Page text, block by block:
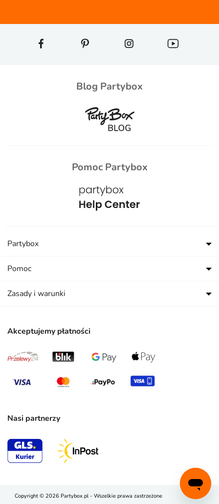
Blog Partybox
Pomoc Partybox
Akceptujemy płatności
Nasi partnerzy
Partybox
Pomoc
Zasady i warunki
Copyright © 2026 Partybox.pl - Wszelkie prawa zastrzeżone